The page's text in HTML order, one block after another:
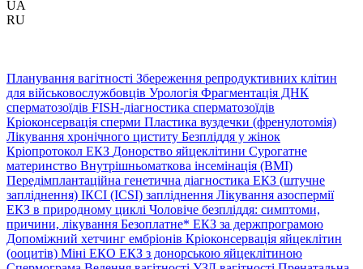
UA
RU
Планування вагітності Збереження репродуктивних клітин
для військовослужбовців Урологія Фрагментація ДНК
сперматозоїдів FISH-діагностика сперматозоїдів
Кріоконсервація сперми Пластика вуздечки (френулотомія)
Лікування хронічного циститу Безпліддя у жінок
Кріопротокол ЕКЗ Донорство яйцеклітини Сурогатне
материнство Внутрішньоматкова інсемінація (ВМІ)
Передімплантаційна генетична діагностика ЕКЗ (штучне
запліднення) ІКСІ (ICSI) запліднення Лікування азоспермії
ЕКЗ в природному циклі Чоловіче безпліддя: симптоми,
причини, лікування Безоплатне* ЕКЗ за держпрограмою
Допоміжний хетчинг ембріонів Кріоконсервація яйцеклітин
(ооцитів) Міні ЕКО ЕКЗ з донорською яйцеклітиною